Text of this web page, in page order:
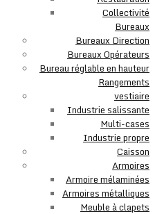
Collectivité
Bureaux
Bureaux Direction
Bureaux Opérateurs
Bureau réglable en hauteur
Rangements
vestiaire
Industrie salissante
Multi-cases
Industrie propre
Caisson
Armoires
Armoire mélaminées
Armoires métalliques
Meuble à clapets